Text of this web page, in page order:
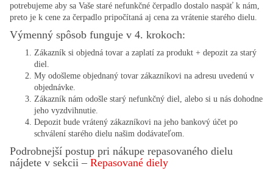
potrebujeme aby sa Vaše staré nefunkčné čerpadlo dostalo naspäť k nám,
preto je k cene za čerpadlo pripočítaná aj cena za vrátenie starého dielu.
Výmenný spôsob funguje v 4. krokoch:
Zákazník si objedná tovar a zaplatí za produkt + depozit za starý
diel.
My odošleme objednaný tovar zákazníkovi na adresu uvedenú v
objednávke.
Zákazník nám odošle starý nefunkčný diel, alebo si u nás dohodne
jeho vyzdvihnutie.
Depozit bude vrátený zákazníkovi na jeho bankový účet po
schválení starého dielu našim dodávateľom.
Podrobnejší postup pri nákupe repasovaného dielu
nájdete v sekcii – Repasované diely